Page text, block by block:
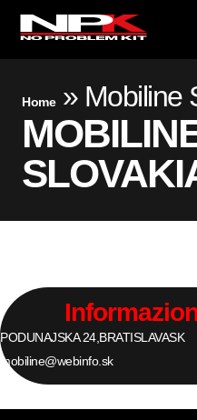
Home» Mobiline
PODUNAJSKA 24, BRATISLAVASK
mobiline@webinfo.sk